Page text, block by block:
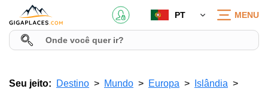
PT MENU
Seu jeito: Destino Mundo Europa Islândia